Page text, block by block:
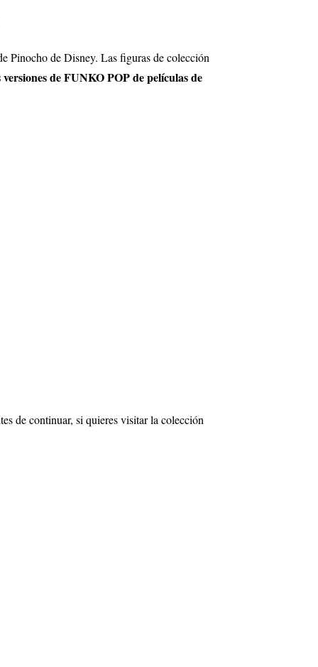
Pinocho de Disney. Las figuras de colección
versiones de FUNKO POP de películas de
de continuar, si quieres visitar la colección